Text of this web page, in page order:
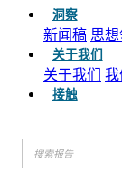
洞察
新闻稿 思
关于我们
关于我们 我
接触